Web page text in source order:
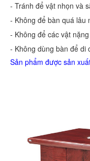
- Tránh để vật nhọn và
- Không để bàn quá lâu
- Không để các vật
- Không dùng bàn để di
Sản phẩm được sản